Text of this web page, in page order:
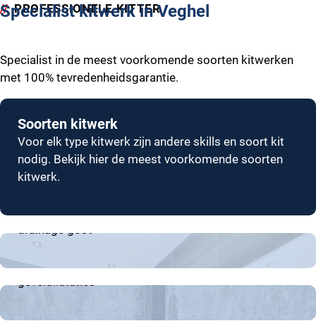
PROFESSIONELE KITTER
Specialist kitwerk in Veghel
Specialist in de meest voorkomende soorten kitwerken
met 100% tevredenheidsgarantie.
Soorten kitwerk
Voor elk type kitwerk zijn andere skills en soort kit
nodig. Bekijk hier de meest voorkomende soorten
kitwerk.
Badkamer en keuken
Dilatatievoeg
Kitwerk van betonaansluitingen, galerijvoegen en
geveldilataties
Brandwerend